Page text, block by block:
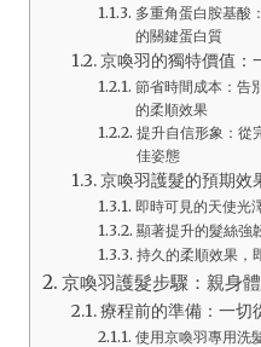
多重角蛋白胺基酸
的關鍵蛋白質
京喚羽的獨特價值：
節省時間成本：告
的柔順效果
提升自信形象：從
佳姿態
京喚羽護髮的預期效
即時可見的天使光
顯著提升的髮絲強
持久的柔順效果，
京喚羽護髮步驟：親身
療程前的準備：一切
使用京喚羽專用洗